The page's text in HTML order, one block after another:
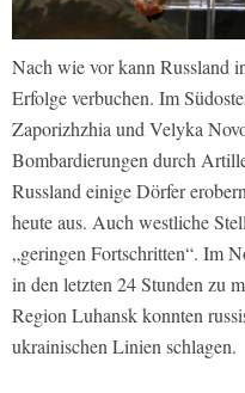
Nach wie vor kann Russland
Erfolge verbuchen. Im
Zaporizhzhia und Velyka
Bombardierungen durch
Russland einige Dörfer
heute aus. Auch westliche
„geringen Fortschritten“. Im
in den letzten 24 Stunden zu
Region Luhansk konnten
ukrainischen Linien schlagen.